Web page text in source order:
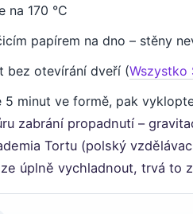
na 170 °C
papírem na dno – stěny
bez otevírání dveří (Wszystko
5 minut ve formě, pak
zabrání propadnutí –
Tortu (polský
úplně vychladnout, trvá to